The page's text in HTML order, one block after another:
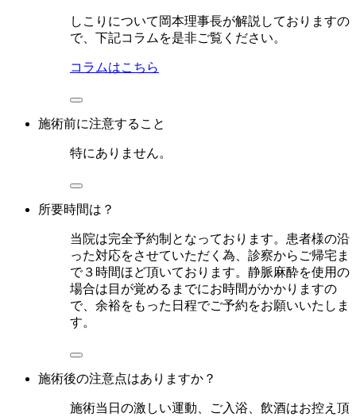
しこりについて岡本理事長が解説しておりますの
で、下記コラムを是非ご覧ください。
コラムはこちら
施術前に注意すること
特にありません。
所要時間は？
当院は完全予約制となっております。患者様の沿
った対応をさせていただく為、診察からご帰宅ま
で３時間ほど頂いております。静脈麻酔を使用の
場合は目が覚めるまでにお時間がかかりますの
で、余裕をもった日程でご予約をお願いいたしま
す。
施術後の注意点はありますか？
施術当日の激しい運動、ご入浴、飲酒はお控え頂